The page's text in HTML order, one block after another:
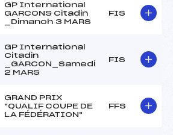
GP International
GARCONS Citadin
_Dimanch 3 MARS
FIS
GP International
Citadin
_GARCON_Samedi
2 MARS
FIS
GRAND PRIX
"QUALIF COUPE DE
LA FÉDÉRATION"
FFS